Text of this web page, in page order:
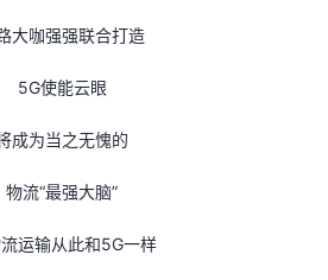
大咖强强联合打造
5G使能云眼
成为当之无愧的
物流“最强大脑”
运输从此和5G一样